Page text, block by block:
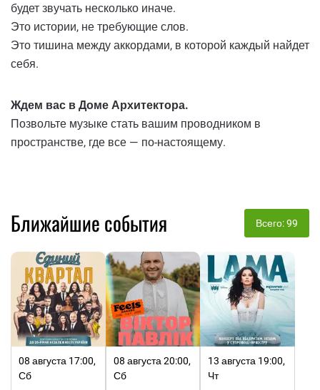
будет звучать несколько иначе.
Это истории, не требующие слов.
Это тишина между аккордами, в которой каждый найдет
себя.
Ждем вас в Доме Архитектора.
Позвольте музыке стать вашим проводником в
пространстве, где все — по-настоящему.
Ближайшие события Всего: 99
08 августа 17:00,
Сб
08 августа 20:00,
Сб
13 августа 19:00,
Чт